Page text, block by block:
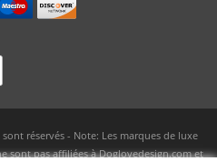
réservés - Note: Les marques de luxe
sont pas affiliées à Doglovedesign.com et